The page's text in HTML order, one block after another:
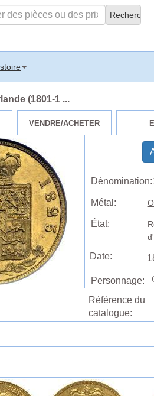
(1801-1 ...
VENDRE/ACHETER
Dénomination:
Métal:
État:
Date:
Personnage:
Référence du
catalogue: